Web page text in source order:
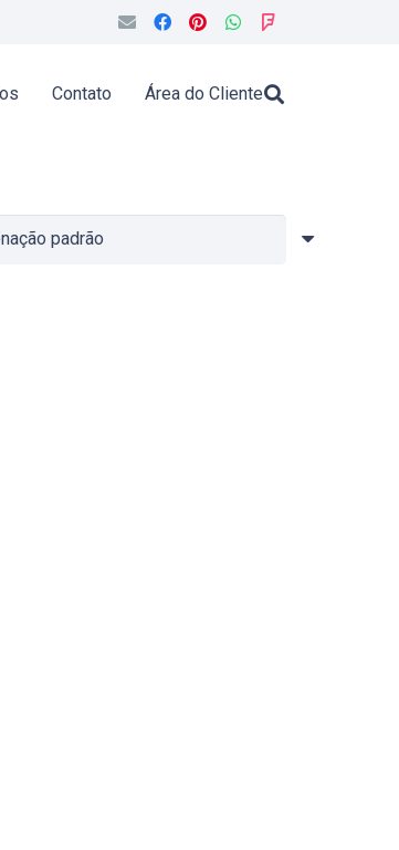
Contato Área do Cliente